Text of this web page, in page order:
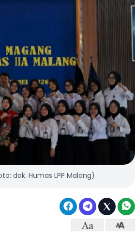
dok. Humas LPP Malang)